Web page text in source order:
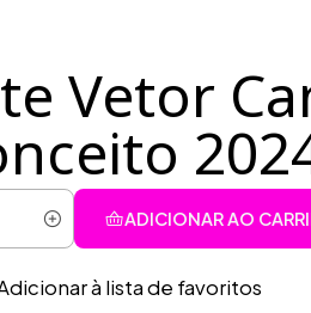
Vetor
ADICIONAR AO
à lista de favoritos